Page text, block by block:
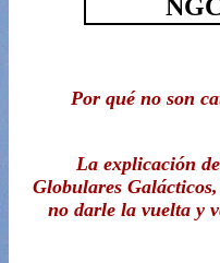
Por qué no son
La explicación
Globulares
no darle la vuelta y